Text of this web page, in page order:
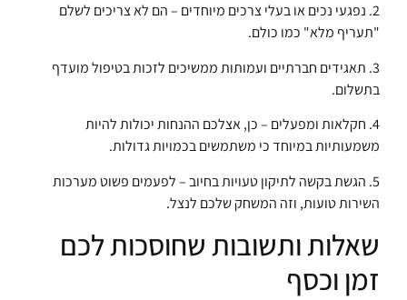
2. נפגעי נכים או בעלי צרכים מיוחדים – הם לא צריכים לשלם
"תעריף מלא" כמו כולם.
3. תאגידים חברתיים ועמותות ממשיכים לזכות בטיפול מועדף
בתשלום.
4. חקלאות ומפעלים – כן, אצלכם ההנחות יכולות להיות
משמעותיות במיוחד כי משתמשים בכמויות גדולות.
5. הגשת בקשה לתיקון טעויות בחיוב – לפעמים פשוט מערכות
השירות טועות, וזה המשחק שלכם לנצל.
שאלות ותשובות שחוסכות לכם
זמן וכסף